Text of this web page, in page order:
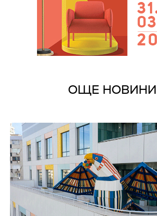
ОЩЕ НОВИНИ